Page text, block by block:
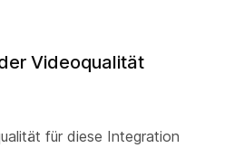
Videoqualität
für diese Integration